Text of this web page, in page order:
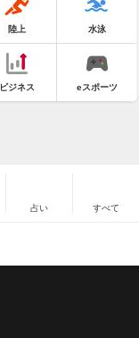
陸上 水泳
ビジネス eスポーツ
占い すべて